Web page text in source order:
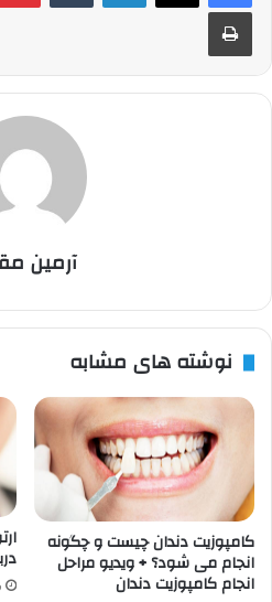
چاپ
آرمین
نوشته های مشابه
کامپوزیت دندان چیست و چگونه
انجام می شود؟ + ویدیو مراحل
انجام کامپوزیت دندان